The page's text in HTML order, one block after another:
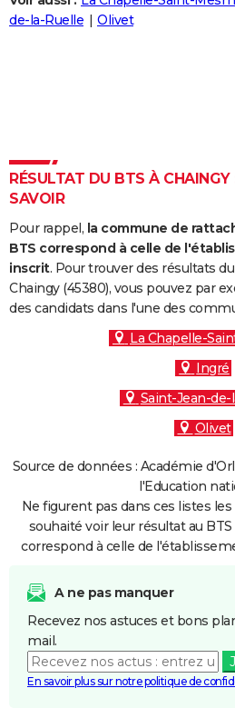
Destinations
City break
Voyage nature
Voyage de noces
Forum
Climat
+
PHOTO
Carte de Noël
Carte Bonne année
Carte Saint-Valentin
Carte Pâques
Carte d'anniversaire
DICTIONNAIRE
Dictionnaire
Biographies
Citations
Expressions
Proverbes
PROGRAMME TV
COPAINS D'AVANT
S'inscrire
Se connecter
Lycées
Collèges
Primaires
Universités
Entreprises
Service militaire
Avis de recherche
AVIS DE DÉCÈS
FORUM
de-la-Ruelle
Olivet
RÉSULTAT DU BTS À
SAVOIR
Pour rappel, la commune de
BTS correspond à celle de
inscrit. Pour trouver des résultats
Chaingy (45380), vous pouvez par
des candidats dans l'une des
La Chapelle-
Ingré
Saint-Jean-de-
Olivet
Source de données : Académie
l'Education
Ne figurent pas dans ces listes
souhaité voir leur résultat au
correspond à celle de
A ne pas manquer
Recevez nos astuces et bons
mail.
En savoir plus sur notre politique de